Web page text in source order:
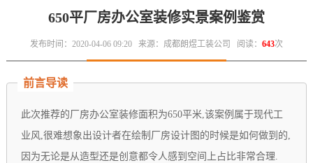
650平厂房办公室装修实景案例鉴赏
发布时间：2020-04-06 09:20 来源：成都朗煜工装公司 阅读： 643次
前言导读
此次推荐的厂房办公室装修面积为650平米,该案例属于现代工
业风,很难想象出设计者在绘制厂房设计图的时候是如何做到的,
因为无论是从造型还是创意都令人感到空间上占比非常合理.